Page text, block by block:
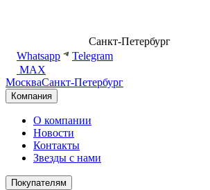
Санкт-Петербург
Whatsapp
Telegram
MAX
МоскваСанкт-Петербург
Компания
О компании
Новости
Контакты
Звезды с нами
Покупателям